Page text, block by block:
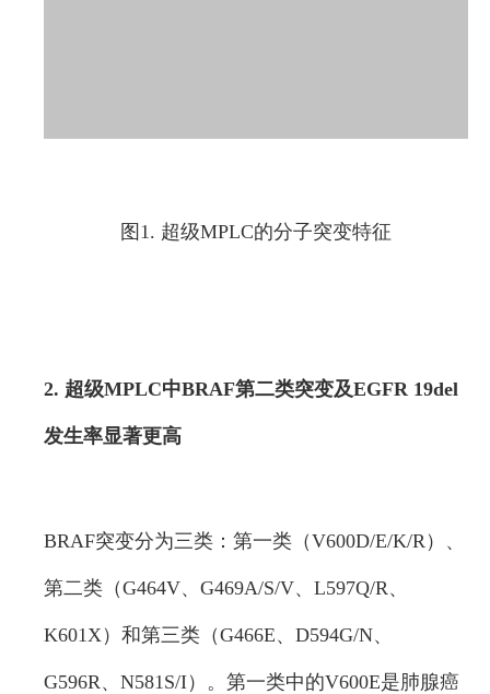
图1. 超级MPLC的分子突变特征
2. 超级MPLC中BRAF第二类突变及EGFR 19del
发生率显著更高
BRAF突变分为三类：第一类（V600D/E/K/R）、
第二类（G464V、G469A/S/V、L597Q/R、
K601X）和第三类（G466E、D594G/N、
G596R、N581S/I）。第一类中的V600E是肺腺癌